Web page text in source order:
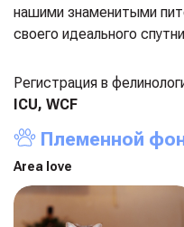
нашими знаменитыми
своего идеального
Регистрация в
ICU, WCF
Племенной
Area love